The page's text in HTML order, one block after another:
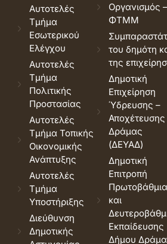
Αυτοτελές
Τμήμα
Εσωτερικού
Ελέγχου
Αυτοτελές
Τμήμα
Πολιτικής
Προστασίας
Αυτοτελές
Τμήμα Τοπικής
Οικονομικής
Ανάπτυξης
Αυτοτελές
Τμήμα
Υποστήριξης
Διεύθυνση
Δημοτικής
Οργανισμός –
ΦΤΜΜ
του δημότη
της
Δημοτική
Επιχείρηση
Ύδρευσης –
Αποχέτευσης
Δράμας
(ΔΕΥΑΔ)
Δημοτική
Επιτροπή
και
Εκπαίδευσης
Δήμου